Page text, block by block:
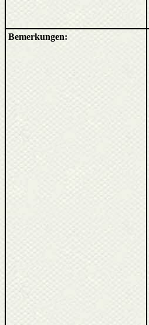
Bemerkungen: